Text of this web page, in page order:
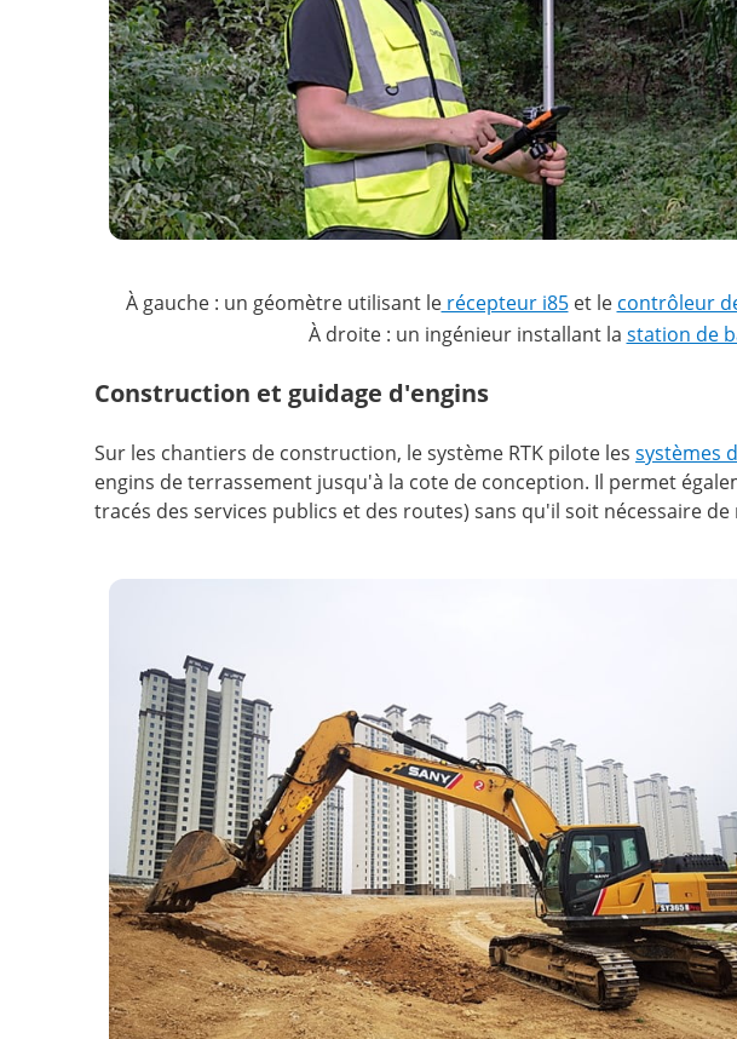
À gauche : un géomètre utilisant lerécepteur i85et le contrôleur
À droite : un ingénieur installant la station de
Construction et guidage d'engins
Sur les chantiers de construction, le système RTK pilote les systèmes
engins de terrassement jusqu'à la cote de conception. Il permet
tracés des services publics et des routes) sans qu'il soit nécessaire